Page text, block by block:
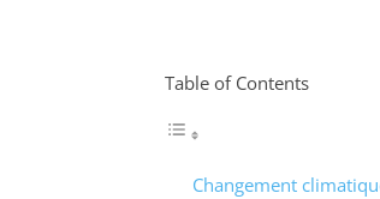
Table of Contents
Changement